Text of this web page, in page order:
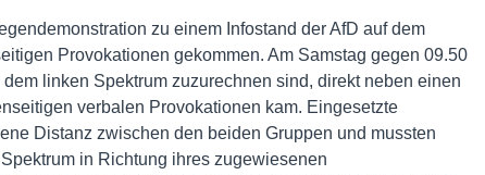
zu einem Infostand der AfD auf dem
Provokationen gekommen. Am Samstag gegen 09.50
linken Spektrum zuzurechnen sind, direkt neben einen
verbalen Provokationen kam. Eingesetzte
Distanz zwischen den beiden Gruppen und mussten
in Richtung ihres zugewiesenen